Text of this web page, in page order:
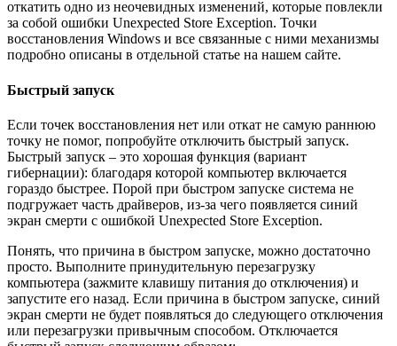
откатить одно из неочевидных изменений, которые повлекли
за собой ошибки Unexpected Store Exception. Точки
восстановления Windows и все связанные с ними механизмы
подробно описаны в отдельной статье на нашем сайте.
Быстрый запуск
Если точек восстановления нет или откат не самую раннюю
точку не помог, попробуйте отключить быстрый запуск.
Быстрый запуск – это хорошая функция (вариант
гибернации): благодаря которой компьютер включается
гораздо быстрее. Порой при быстром запуске система не
подгружает часть драйверов, из-за чего появляется синий
экран смерти с ошибкой Unexpected Store Exception.
Понять, что причина в быстром запуске, можно достаточно
просто. Выполните принудительную перезагрузку
компьютера (зажмите клавишу питания до отключения) и
запустите его назад. Если причина в быстром запуске, синий
экран смерти не будет появляться до следующего отключения
или перезагрузки привычным способом. Отключается